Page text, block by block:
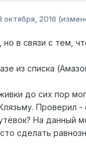
октября, 2016
но в связи с тем,
из списка
до сих пор
Проверил
На данный
сделать